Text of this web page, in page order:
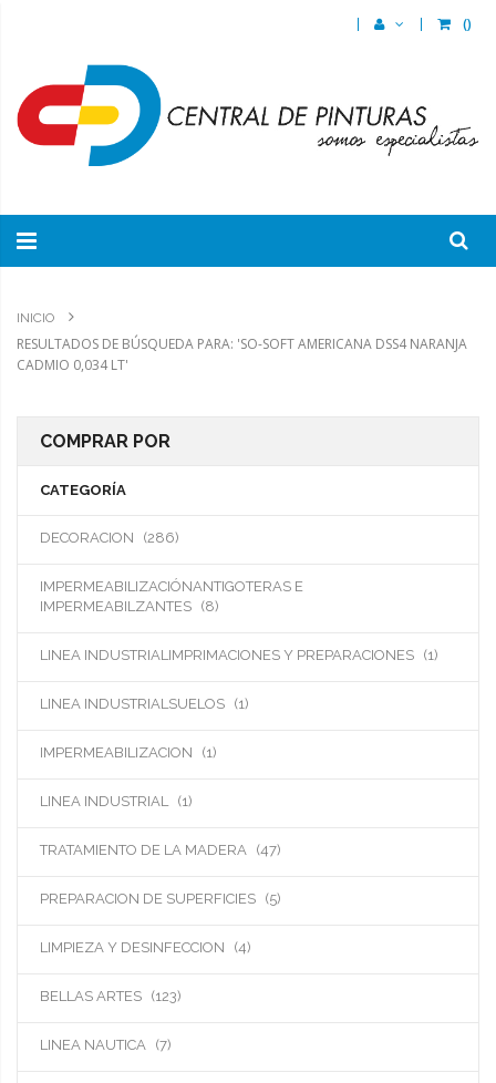
()
INICIO
RESULTADOS DE BÚSQUEDA PARA: 'SO-SOFT AMERICANA DSS4 NARANJA
CADMIO 0,034 LT'
COMPRAR POR
CATEGORÍA
DECORACION 286artículos
IMPERMEABILIZACIÓNANTIGOTERAS E
IMPERMEABILZANTES
8artículos
LINEA INDUSTRIALIMPRIMACIONES Y PREPARACIONES 1artículo
LINEA INDUSTRIALSUELOS 1artículo
IMPERMEABILIZACION 1artículo
LINEA INDUSTRIAL 1artículo
TRATAMIENTO DE LA MADERA 47artículos
PREPARACION DE SUPERFICIES 5artículos
LIMPIEZA Y DESINFECCION 4artículos
BELLAS ARTES 123artículos
LINEA NAUTICA 7artículos